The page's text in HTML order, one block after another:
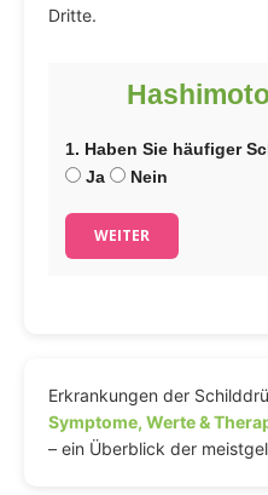
Dritte.
1. Haben Sie häufiger
Ja
Nein
WEITER
Erkrankungen der
Symptome, Werte &
– ein Überblick der